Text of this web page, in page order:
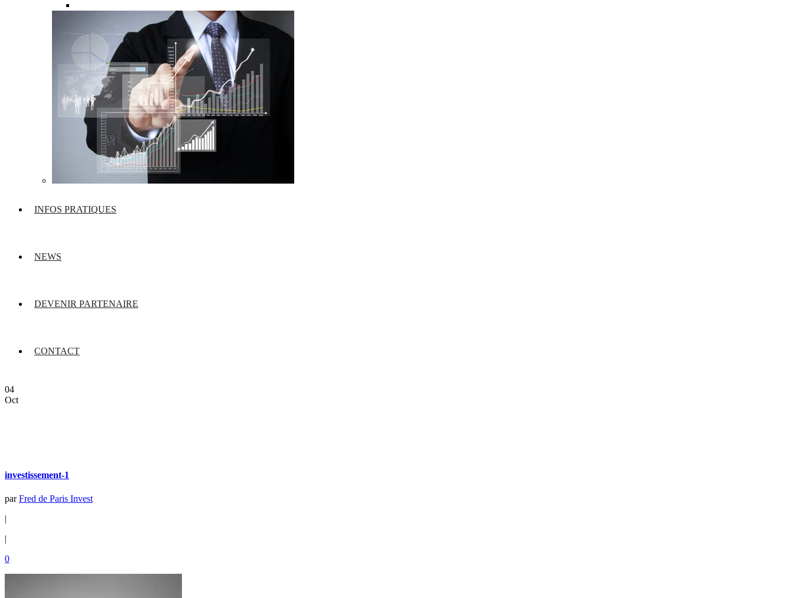
INFOS PRATIQUES
NEWS
DEVENIR PARTENAIRE
CONTACT
04
Oct
investissement-1
parFred de Paris Invest
|
|
0